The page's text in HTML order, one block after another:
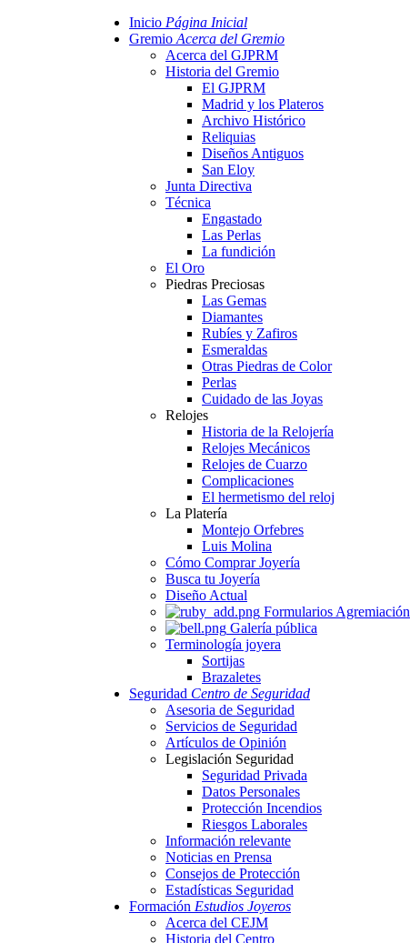
Inicio Página Inicial
Gremio Acerca del Gremio
Acerca del GJPRM
Historia del Gremio
El GJPRM
Madrid y los Plateros
Archivo Histórico
Reliquias
Diseños Antiguos
San Eloy
Junta Directiva
Técnica
Engastado
Las Perlas
La fundición
El Oro
Piedras Preciosas
Las Gemas
Diamantes
Rubíes y Zafiros
Esmeraldas
Otras Piedras de Color
Perlas
Cuidado de las Joyas
Relojes
Historia de la Relojería
Relojes Mecánicos
Relojes de Cuarzo
Complicaciones
El hermetismo del reloj
La Platería
Montejo Orfebres
Luis Molina
Cómo Comprar Joyería
Busca tu Joyería
Diseño Actual
Formularios Agremiación
Galería pública
Terminología joyera
Sortijas
Brazaletes
Seguridad Centro de Seguridad
Asesoria de Seguridad
Servicios de Seguridad
Artículos de Opinión
Legislación Seguridad
Seguridad Privada
Datos Personales
Protección Incendios
Riesgos Laborales
Información relevante
Noticias en Prensa
Consejos de Protección
Estadísticas Seguridad
Formación Estudios Joyeros
Acerca del CEJM
Historia del Centro